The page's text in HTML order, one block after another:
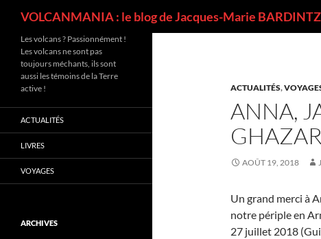
VOLCANMANIA : le blog de Jacques-Marie
ACTUALITÉS,
ANNA,
GHAZAR
AOÛT 19, 2018
Un grand merci à
notre périple en
27 juillet 2018
Les volcans ? Passionnément !
Les volcans ne sont pas
toujours méchants, ils sont
aussi les témoins de la Terre
active !
ACTUALITÉS
LIVRES
VOYAGES
ARCHIVES